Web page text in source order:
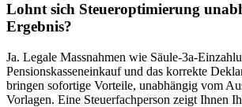
Lohnt sich Steueroptimierung
Ergebnis?
Ja. Legale Massnahmen wie Säule-3a-
Pensionskasseneinkauf und das korrekte
bringen sofortige Vorteile, unabhängig vom
Vorlagen. Eine Steuerfachperson zeigt Ihnen